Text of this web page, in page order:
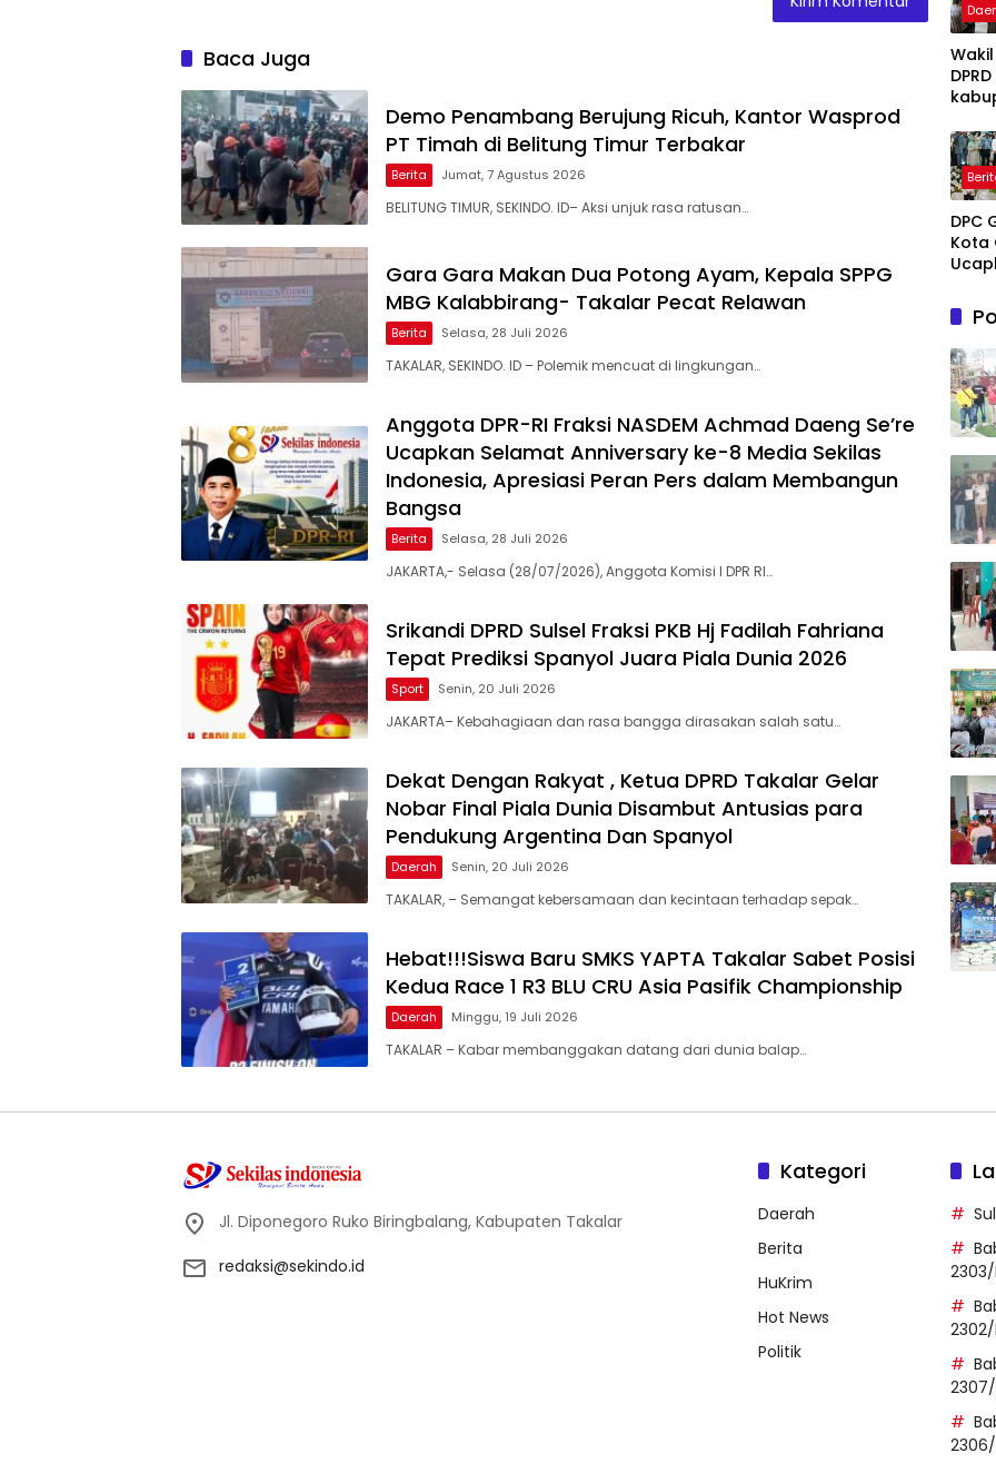
Baca Juga
Demo Penambang Berujung Ricuh, Kantor Wasprod
PT Timah di Belitung Timur Terbakar
Berita Jumat, 7 Agustus 2026
BELITUNG TIMUR, SEKINDO. ID– Aksi unjuk rasa ratusan…
Gara Gara Makan Dua Potong Ayam, Kepala SPPG
MBG Kalabbirang- Takalar Pecat Relawan
Berita Selasa, 28 Juli 2026
TAKALAR, SEKINDO. ID – Polemik mencuat di lingkungan…
Anggota DPR-RI Fraksi NASDEM Achmad Daeng Se’re
Ucapkan Selamat Anniversary ke-8 Media Sekilas
Indonesia, Apresiasi Peran Pers dalam Membangun
Bangsa
Berita Selasa, 28 Juli 2026
JAKARTA,- Selasa (28/07/2026), Anggota Komisi I DPR RI…
Srikandi DPRD Sulsel Fraksi PKB Hj Fadilah Fahriana
Tepat Prediksi Spanyol Juara Piala Dunia 2026
Sport Senin, 20 Juli 2026
JAKARTA– Kebahagiaan dan rasa bangga dirasakan salah satu…
Dekat Dengan Rakyat , Ketua DPRD Takalar Gelar
Nobar Final Piala Dunia Disambut Antusias para
Pendukung Argentina Dan Spanyol
Daerah Senin, 20 Juli 2026
TAKALAR, – Semangat kebersamaan dan kecintaan terhadap sepak…
Hebat!!!Siswa Baru SMKS YAPTA Takalar Sabet Posisi
Kedua Race 1 R3 BLU CRU Asia Pasifik Championship
Daerah Minggu, 19 Juli 2026
TAKALAR – Kabar membanggakan datang dari dunia balap…
DPRD
Irwan
DPC
Kota
untuk
Jl. Diponegoro Ruko Biringbalang, Kabupaten Takalar
redaksi@sekindo.id
Kategori
Daerah
Berita
HuKrim
Hot News
Politik